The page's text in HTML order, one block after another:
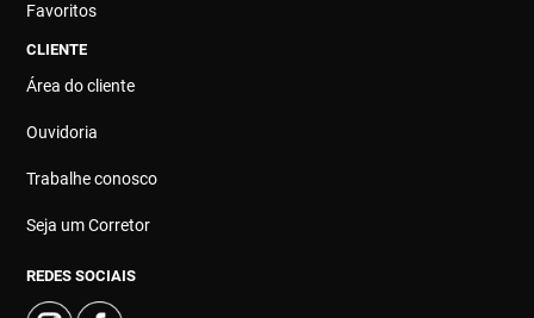
Favoritos
CLIENTE
Área do cliente
Ouvidoria
Trabalhe conosco
Seja um Corretor
REDES SOCIAIS